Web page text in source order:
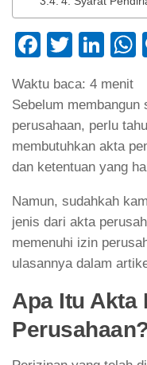
Twitter
Waktu baca: 4 menit
Sebelum
perusahaan, perlu
membutuhkan akta
dan ketentuan yang
Namun, sudahkah
jenis dari akta
memenuhi izin
ulasannya dalam
Apa Itu Akta